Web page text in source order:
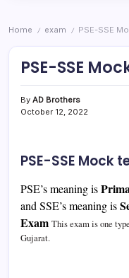
Home / exam / PSE-SSE
PSE-SSE
By AD Brothers
October 12, 2022
PSE-SSE Mock
PSE’s meaning is
and SSE’s meaning is
Exam This exam is one
Gujarat.